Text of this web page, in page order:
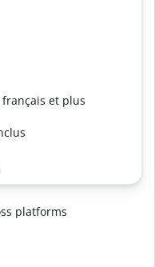
français et plus
platforms